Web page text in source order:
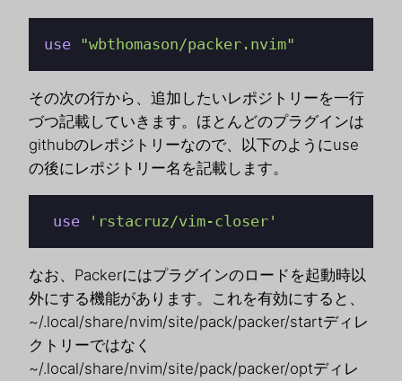
use "wbthomason/packer.nvim"
その次の行から、追加したいレポジトリーを一行
づつ記載していきます。ほとんどのプラグインは
githubのレポジトリーなので、以下のようにuse
の後にレポジトリー名を記載します。
use 'rstacruz/vim-closer'
なお、Packerにはプラグインのロードを起動時以
外にする機能があります。これを有効にすると、
~/.local/share/nvim/site/pack/packer/startディレ
クトリーではなく
~/.local/share/nvim/site/pack/packer/optディレ